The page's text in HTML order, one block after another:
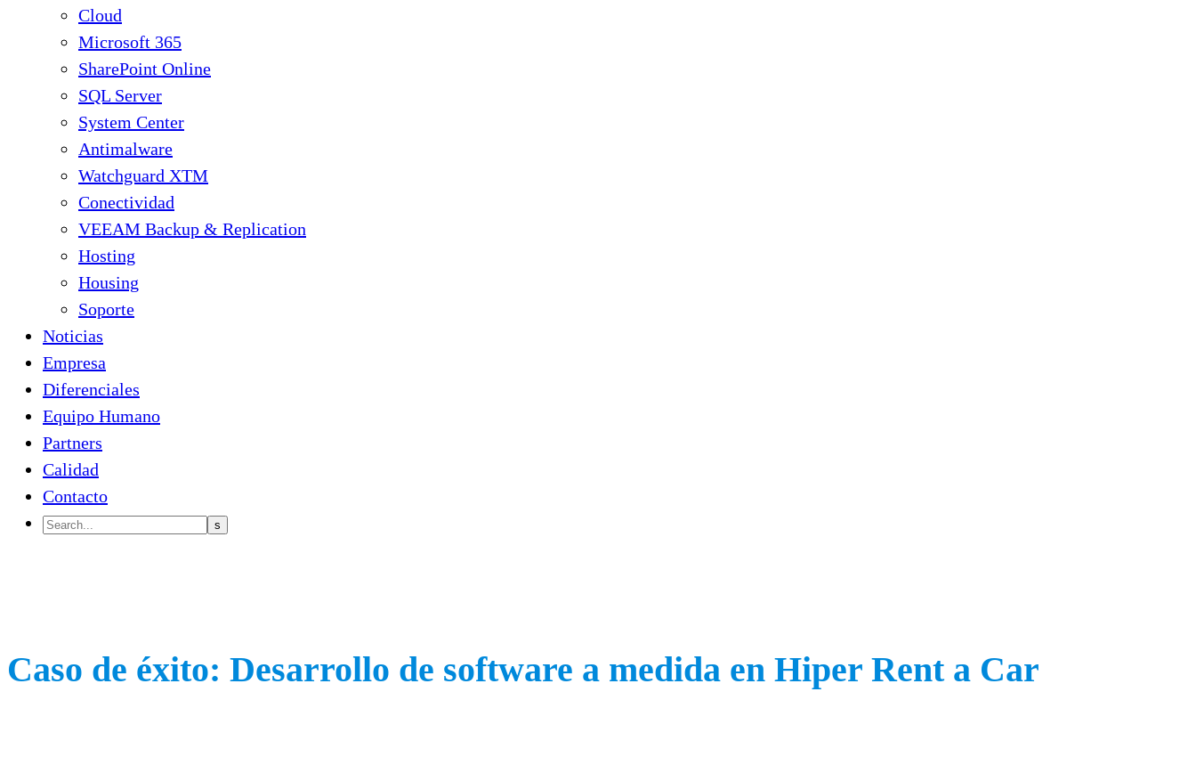
Cloud
Microsoft 365
SharePoint Online
SQL Server
System Center
Antimalware
Watchguard XTM
Conectividad
VEEAM Backup & Replication
Hosting
Housing
Soporte
Noticias
Empresa
Diferenciales
Equipo Humano
Partners
Calidad
Contacto
Caso de éxito: Desarrollo de software a medida en Hiper Rent a Car